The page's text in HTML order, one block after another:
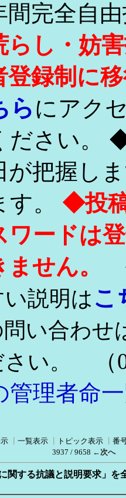
完全自
らし・妨
登録制に
らにアク
ださい。
が把握し
す。 ◆投
ワードは
せん。
説明はこ
い合わせ
い。
（
管理者命
一覧表示 トピック表示
番
3937 / 9658 ←次へ
関する抗議と説明要求」を